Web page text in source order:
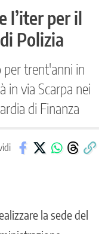
l’iter per il
Polizia
per trent'anni in
in via Scarpa nei
di Finanza
la sede del